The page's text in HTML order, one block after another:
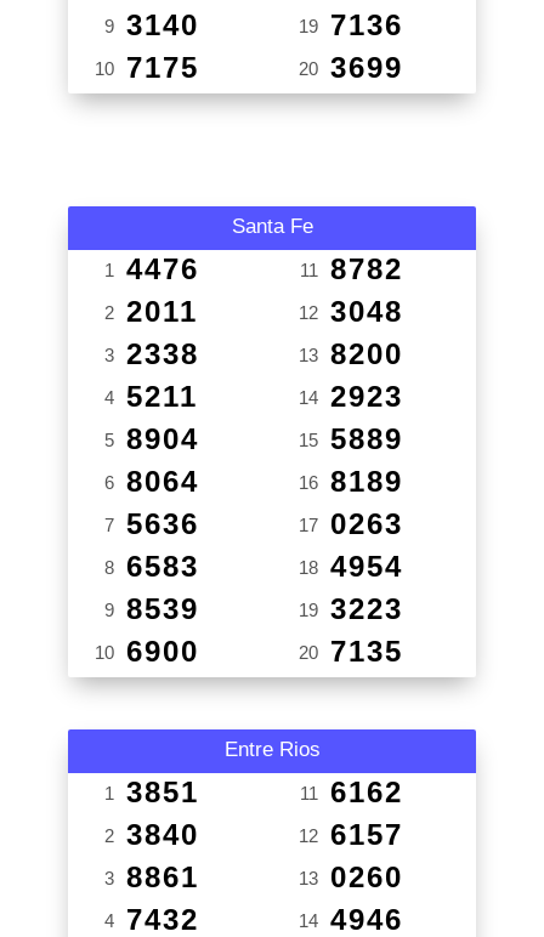
9 3140
10 7175
19 7136
20 3699
Santa Fe
1 4476
2 2011
3 2338
4 5211
5 8904
6 8064
7 5636
8 6583
9 8539
10 6900
11 8782
12 3048
13 8200
14 2923
15 5889
16 8189
17 0263
18 4954
19 3223
20 7135
Entre Rios
1 3851
2 3840
3 8861
4 7432
11 6162
12 6157
13 0260
14 4946